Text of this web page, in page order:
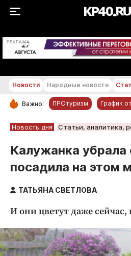
РЕКЛАМА
РУБРИКИ
Новости компаний
Статьи
Народные новости
Авто и транспорт
Благоустройство
Криминал
Культура
Новости Народные новости
Важно: ПРОтуризм График
Новость дня Статьи, аналитика,
Калужанка убрала
посадила на этом
ТАТЬЯНА СВЕТЛОВА
И они цветут даже сейчас,